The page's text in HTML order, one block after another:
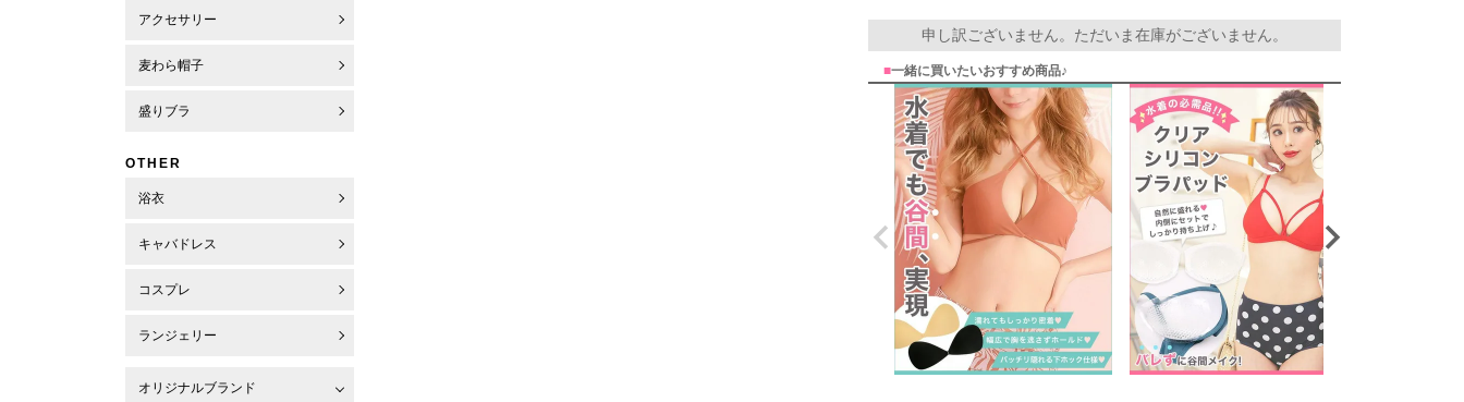
アクセサリー
麦わら帽子
盛りブラ
OTHER
浴衣
キャバドレス
コスプレ
ランジェリー
オリジナルブランド
申し訳ございません。ただいま在庫がございません。
■一緒に買いたいおすすめ商品♪